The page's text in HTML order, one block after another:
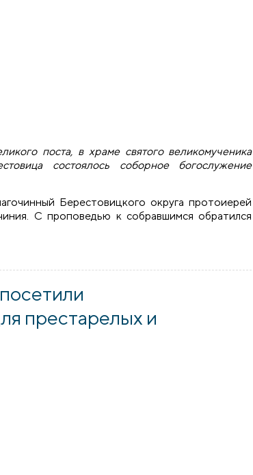
поста, в храме святого великомученика
состоялось соборное богослужение
Берестовицкого округа протоиерей
С проповедью к собравшимся обратился
престарелых и